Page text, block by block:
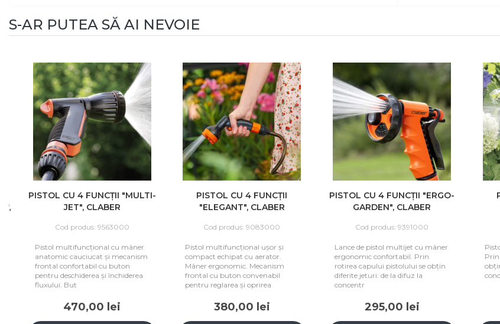
S-AR PUTEA SĂ AI NEVOIE
PISTOL CU 4 FUNCȚII "MULTI-
JET", CLABER
Cod produs: 9563000
Pistol multifuncțional cu mâner
anatomic cauciucat și mecanism
frontal confortabil cu buton
pentru deschiderea și închiderea
fluxului. But
470,00 lei
PISTOL CU 4 FUNCȚII
"ELEGANT", CLABER
Cod produs: 9083000
Pistol multifuncțional ușor și
compact echipat cu aerator.
Mâner ergonomic. Mecanism
frontal cu buton convenabil
pentru reglarea și oprirea
380,00 lei
PISTOL CU 4 FUNCȚII "ERGO-
GARDEN", CLABER
Cod produs: 9391000
Lance de pistol multijet cu mâner
ergonomic confortabil. Prin
rotirea capului pistolului se obțin
diferite jeturi: de la difuz la
concentr
295,00 lei
Prin
obțin